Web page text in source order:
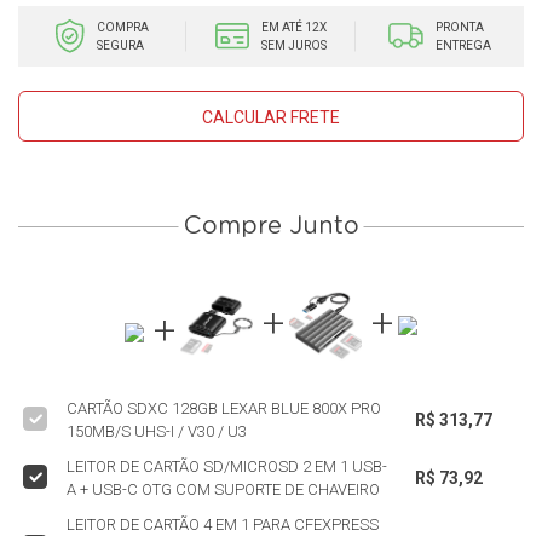
COMPRA
SEGURA
EM ATÉ 12X
SEM JUROS
PRONTA
ENTREGA
CALCULAR FRETE
Compre Junto
CARTÃO SDXC 128GB LEXAR BLUE 800X PRO
150MB/S UHS-I / V30 / U3
R$ 313,77
LEITOR DE CARTÃO SD/MICROSD 2 EM 1 USB-
A + USB-C OTG COM SUPORTE DE CHAVEIRO
R$ 73,92
LEITOR DE CARTÃO 4 EM 1 PARA CFEXPRESS